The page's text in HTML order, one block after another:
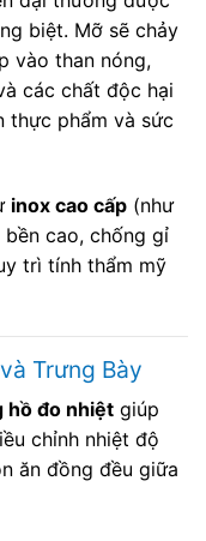
biệt. Mỡ sẽ chảy
vào than nóng,
các chất độc hại
thực phẩm và sức
inox cao cấp (như
cao, chống gỉ
trì tính thẩm mỹ
Trưng Bày
hồ đo nhiệt giúp
chỉnh nhiệt độ
ăn đồng đều giữa